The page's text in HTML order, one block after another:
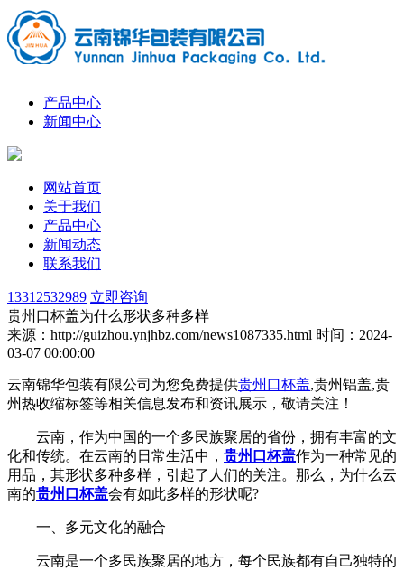
产品中心
新闻中心
网站首页
关于我们
产品中心
新闻动态
联系我们
13312532989 立即咨询
贵州口杯盖为什么形状多种多样
来源：http://guizhou.ynjhbz.com/news1087335.html 时间：2024-
03-07 00:00:00
云南锦华包装有限公司为您免费提供贵州口杯盖,贵州铝盖,贵
州热收缩标签等相关信息发布和资讯展示，敬请关注！
云南，作为中国的一个多民族聚居的省份，拥有丰富的文
化和传统。在云南的日常生活中， 贵州口杯盖作为一种常见的
用品，其形状多种多样，引起了人们的关注。那么，为什么云
南的贵州口杯盖会有如此多样的形状呢?
一、多元文化的融合
云南是一个多民族聚居的地方，每个民族都有自己独特的